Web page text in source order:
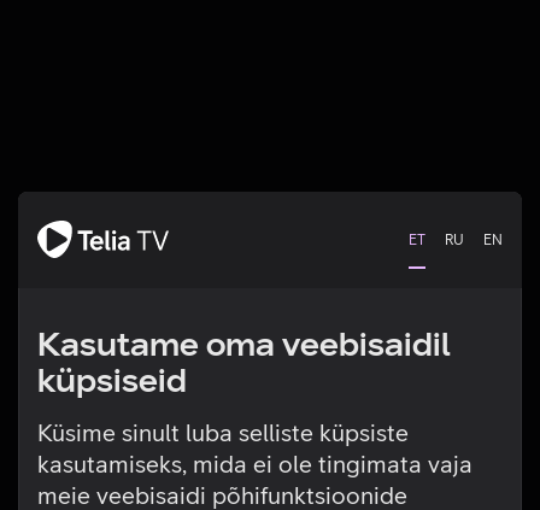
ET RU EN
Kasutame oma veebisaidil
küpsiseid
Küsime sinult luba selliste küpsiste
kasutamiseks, mida ei ole tingimata vaja
meie veebisaidi põhifunktsioonide
Tehniline viga